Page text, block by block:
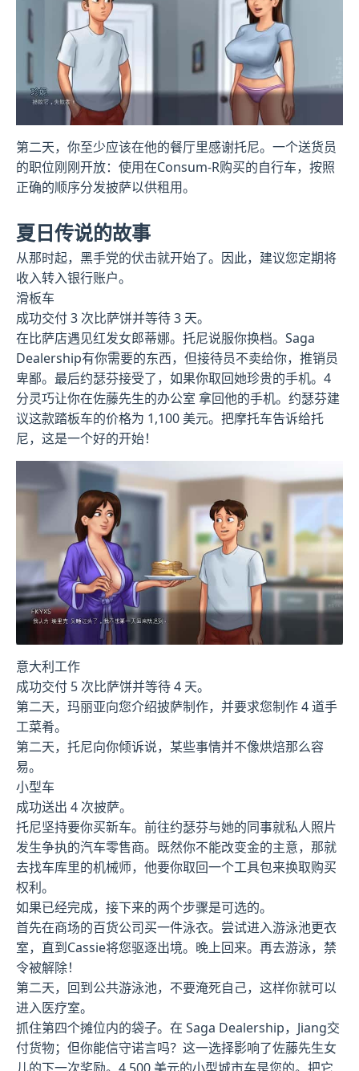
第二天，你至少应该在他的餐厅里感谢托尼。一个送货员
的职位刚刚开放：使用在Consum-R购买的自行车，按照
正确的顺序分发披萨以供租用。
夏日传说的故事
从那时起，黑手党的伏击就开始了。因此，建议您定期将
收入转入银行账户。
滑板车
成功交付 3 次比萨饼并等待 3 天。
在比萨店遇见红发女郎蒂娜。托尼说服你换档。Saga
Dealership有你需要的东西，但接待员不卖给你，推销员
卑鄙。最后约瑟芬接受了，如果你取回她珍贵的手机。4
分灵巧让你在佐藤先生的办公室 拿回他的手机。约瑟芬建
议这款踏板车的价格为 1,100 美元。把摩托车告诉给托
尼，这是一个好的开始！
意大利工作
成功交付 5 次比萨饼并等待 4 天。
第二天，玛丽亚向您介绍披萨制作，并要求您制作 4 道手
工菜肴。
第二天，托尼向你倾诉说，某些事情并不像烘焙那么容
易。
小型车
成功送出 4 次披萨。
托尼坚持要你买新车。前往约瑟芬与她的同事就私人照片
发生争执的汽车零售商。既然你不能改变金的主意，那就
去找车库里的机械师，他要你取回一个工具包来换取购买
权利。
如果已经完成，接下来的两个步骤是可选的。
首先在商场的百货公司买一件泳衣。尝试进入游泳池更衣
室，直到Cassie将您驱逐出境。晚上回来。再去游泳，禁
令被解除！
第二天，回到公共游泳池，不要淹死自己，这样你就可以
进入医疗室。
抓住第四个摊位内的袋子。在 Saga Dealership，Jiang交
付货物；但你能信守诺言吗？这一选择影响了佐藤先生女